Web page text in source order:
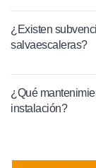
¿Existen
salvaescaleras?
¿Qué
instalación?